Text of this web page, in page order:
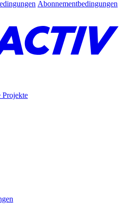
Abonnementbedingungen
Projekte